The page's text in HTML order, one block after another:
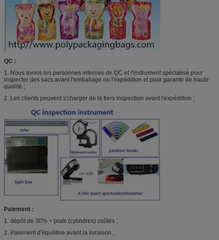
QC :
1. Nous avons les personnes internes de QC et l'instrument spécialisé pour
inspecter des sacs avant l'emballage ou l'expédition et pour garantir de haute
qualité ;
2. Les clients peuvent s'charger de la tiers inspection avant l'expédition ;
Paiement :
1. dépôt de 30% + plats (cylindres) coûtés ;
2. Paiement d'équilibre avant la livraison ;